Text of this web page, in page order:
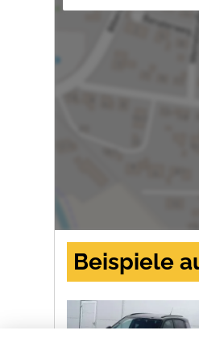
Beispiele